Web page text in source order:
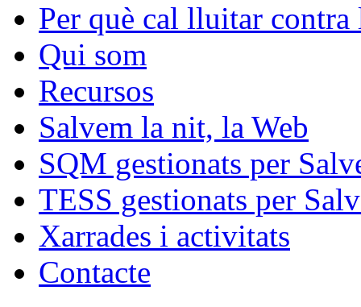
Per què cal lluitar
Qui som
Recursos
Salvem la nit, la Web
SQM gestionats per
TESS gestionats per
Xarrades i activitats
Contacte